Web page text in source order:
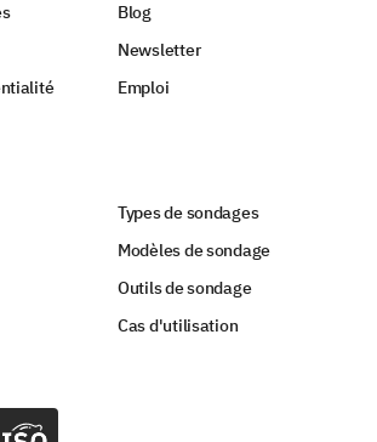
Blog
Newsletter
Emploi
Types de sondages
Modèles de sondage
Outils de sondage
Cas d'utilisation